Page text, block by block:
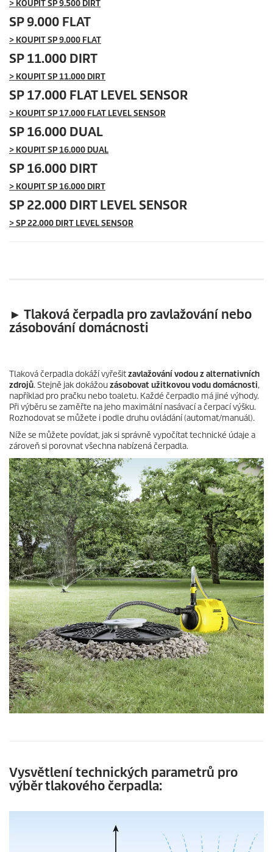
> KOUPIT SP 9.500 DIRT
SP 9.000 FLAT
> KOUPIT SP 9.000 FLAT
SP 11.000 DIRT
> KOUPIT SP 11.000 DIRT
SP 17.000 FLAT LEVEL SENSOR
> KOUPIT SP 17.000 FLAT LEVEL SENSOR
SP 16.000 DUAL
> KOUPIT SP 16.000 DUAL
SP 16.000 DIRT
> KOUPIT SP 16.000 DIRT
SP 22.000 DIRT LEVEL SENSOR
> SP 22.000 DIRT LEVEL SENSOR
► Tlaková čerpadla pro zavlažování nebo
zásobování domácnosti
Tlaková čerpadla dokáží vyřešitzavlažování vodou z alternativních
zdrojů. Stejně jak dokážouzásobovat užitkovou vodu domácnosti,
například pro pračku nebo toaletu. Každé čerpadlo má jiné výhody.
Při výběru se zaměřte na jeho maximální nasávací a čerpací výšku.
Rozhodovat se můžete i podle druhu ovládání (automat/manuál).
Níže se můžete povídat, jak si správně vypočítat technické údaje a
zároveň si porovnat všechna nabízená čerpadla.
Vysvětlení technických parametrů pro
výběr tlakového čerpadla: